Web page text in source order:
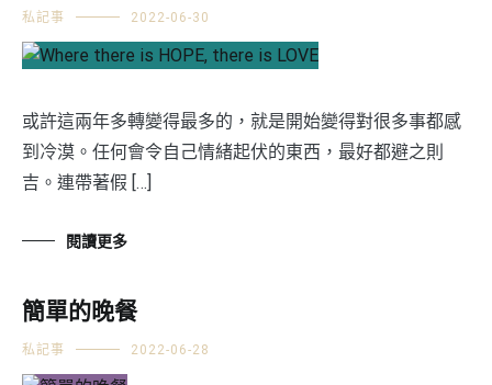
私記事 2022-06-30
或許這兩年多轉變得最多的，就是開始變得對很多事都感
到冷漠。任何會令自己情緒起伏的東西，最好都避之則
吉。連帶著假 […]
閱讀更多
簡單的晚餐
私記事 2022-06-28